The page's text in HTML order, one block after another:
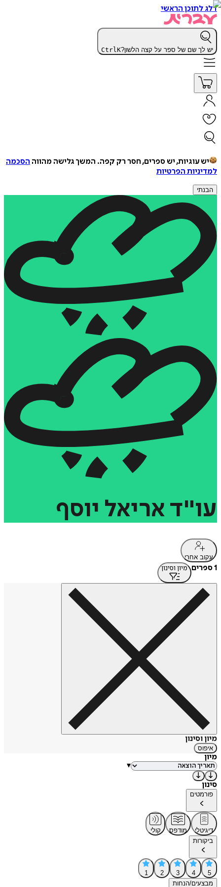
דלג לתוכן הראשי
יש לך שם של ספר על קצה הלשון? CtrlK
יש עוגיות, יש ספרים, חסר רק קפה. המשך גלישה מהווה הסכמה
למדיניות הפרטיות
הבנתי
עו"ד אריאל יוסף
עקוב אחרי
1 ספרים מיון וסינון
מיון וסינון
איפוס
מיון
▾
סינון
פורמטים
דיגיטלי מודפס
קולי
ביקורות
5
4
3
2
1
מבצעים/הנחות